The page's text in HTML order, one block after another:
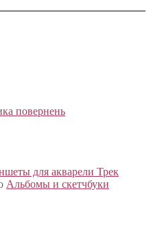
повернень
для акварели Трек
Альбомы и скетчбуки